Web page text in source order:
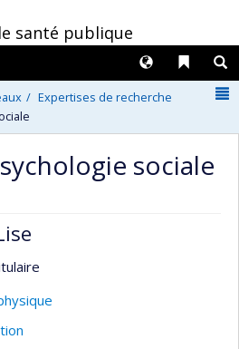
santé publique
Liens
Langues
Expertises de recherche
sociale